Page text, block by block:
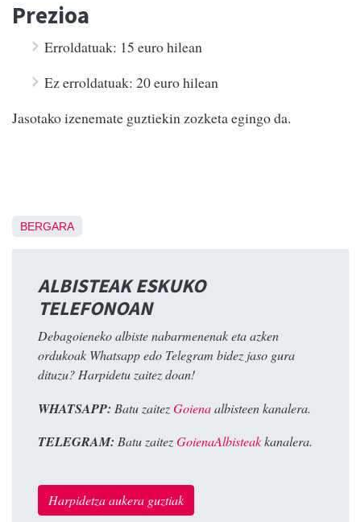
Prezioa
Erroldatuak: 15 euro hilean
Ez erroldatuak: 20 euro hilean
Jasotako izenemate guztiekin zozketa egingo da.
BERGARA
ALBISTEAK ESKUKO
TELEFONOAN
Debagoieneko albiste nabarmenenak eta azken
ordukoak Whatsapp edo Telegram bidez jaso gura
dituzu? Harpidetu zaitez doan!
WHATSAPP: Batu zaitezGoienaalbisteen kanalera.
TELEGRAM: Batu zaitezGoienaAlbisteakkanalera.
Harpidetza aukera guztiak